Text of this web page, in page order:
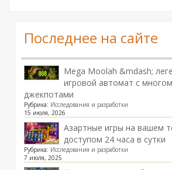
Последнее на сайте
Mega Moolah &mdash;
игровой автомат с
джекпотами
Рубрика: Исследования и разработки
15 июля, 2026
Азартные игры на вашем
доступом 24 часа в сутки
Рубрика: Исследования и разработки
7 июля, 2025